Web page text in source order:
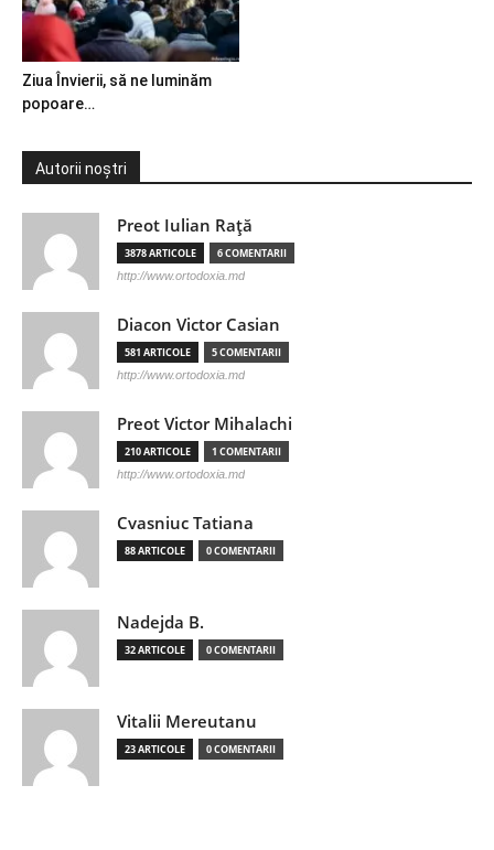
Ziua Învierii, să ne luminăm
popoare…
Autorii noștri
Preot Iulian Raţă
3878 ARTICOLE 6 COMENTARII
http://www.ortodoxia.md
Diacon Victor Casian
581 ARTICOLE 5 COMENTARII
http://www.ortodoxia.md
Preot Victor Mihalachi
210 ARTICOLE 1 COMENTARII
http://www.ortodoxia.md
Cvasniuc Tatiana
88 ARTICOLE 0 COMENTARII
Nadejda B.
32 ARTICOLE 0 COMENTARII
Vitalii Mereutanu
23 ARTICOLE 0 COMENTARII